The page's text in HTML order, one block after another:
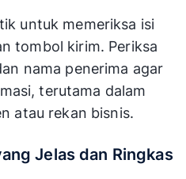
untuk memeriksa isi
tombol kirim. Periksa
nama penerima agar
terutama dalam
atau rekan bisnis.
Jelas dan Ringkas